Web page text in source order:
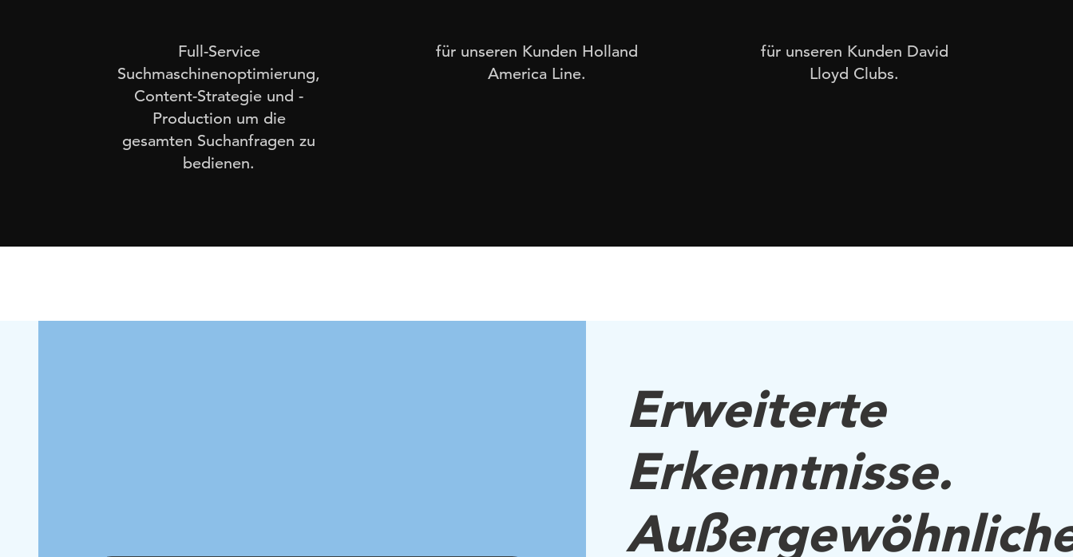
Voll integrierte SEO-Lösungen
Full-Service
Suchmaschinenoptimierung,
Content-Strategie und -
Production um die
gesamten Suchanfragen zu
bedienen.
Suchmaschinenmarketing: SEO Kampagne
für unseren Kunden Holland
America Line.
Beste Kampagne zur Lead-
für unseren Kunden David
Lloyd Clubs.
Erweiterte
Erkenntnisse.